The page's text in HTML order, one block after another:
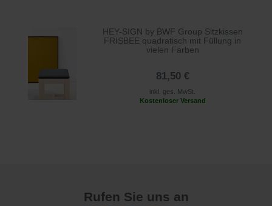
HEY-SIGN by BWF Group Sitzkissen
FRISBEE quadratisch mit Füllung in
vielen Farben
81,50 €
inkl. ges. MwSt.
Kostenloser Versand
Rufen Sie uns an